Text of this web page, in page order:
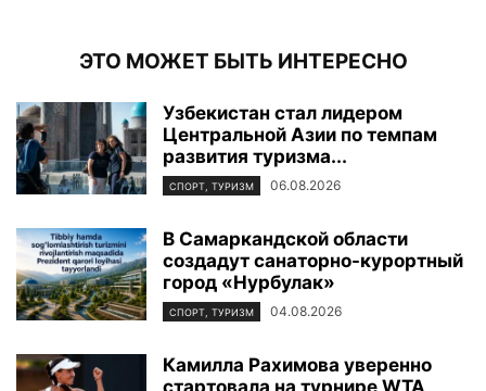
ЭТО МОЖЕТ БЫТЬ ИНТЕРЕСНО
Узбекистан стал лидером
Центральной Азии по темпам
развития туризма...
СПОРТ, ТУРИЗМ 06.08.2026
В Самаркандской области
создадут санаторно-курортный
город «Нурбулак»
СПОРТ, ТУРИЗМ 04.08.2026
Камилла Рахимова уверенно
стартовала на турнире WTA